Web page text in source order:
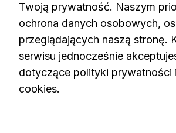
Twoją prywatność. Naszym
ochrona danych osobowych,
przeglądających naszą stronę.
serwisu jednocześnie
dotyczące polityki prywatności
cookies.